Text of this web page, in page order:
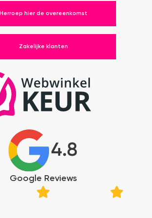
Herroep hier de overeenkomst
Zakelijke klanten
4.8
Google Reviews